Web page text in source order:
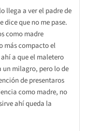
llega a ver el padre de
dice que no me pase.
como madre
más compacto el
a que el maletero
milagro, pero lo de
de presentaros
como madre, no
ahí queda la